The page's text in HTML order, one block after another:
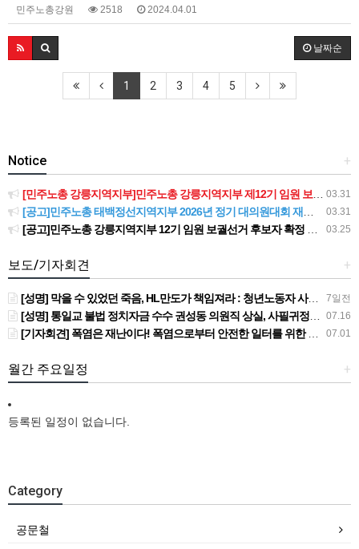
민주노총강원 2518 2024.04.01
날짜순
1 2 3 4 5
+
Notice
03.31
[민주노총 강릉지역지부]민주노총 강릉지역지부 제12기 임원 보궐선거결과 공고
03.31
[공고]민주노총 태백정선지역지부 2026년 정기 대의원대회 재소집 건
03.25
[공고]민주노총 강릉지역지부 12기 임원 보궐선거 후보자 확정 공고
+
보도/기자회견
7일전
[성명] 막을 수 있었던 죽음, HL만도가 책임져라 : 청년노동자 사망사고의 철저한 진상규명과 재발방지 대책 마련하라
07.16
[성명] 통일교 불법 정치자금 수수 권성동 의원직 상실, 사필귀정이다
07.01
[기자회견] 폭염은 재난이다! 폭염으로부터 안전한 일터를 위한 민주노총 강원지역본부 폭염감시단 선포 기자회견
+
월간 주요일정
등록된 일정이 없습니다.
Category
공문철